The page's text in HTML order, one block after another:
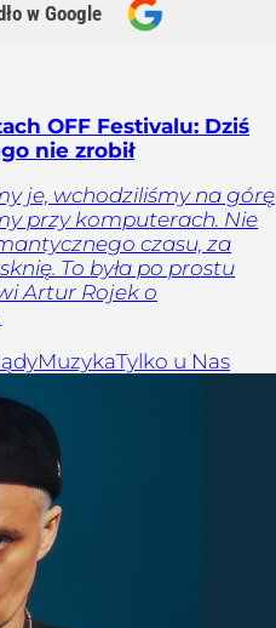
w Google
OFF Festivalu: Dziś
nie zrobił
je, wchodziliśmy na górę
przy komputerach. Nie
czasu, za
To była po prostu
Artur Rojek o
MuzykaTylko u Nas